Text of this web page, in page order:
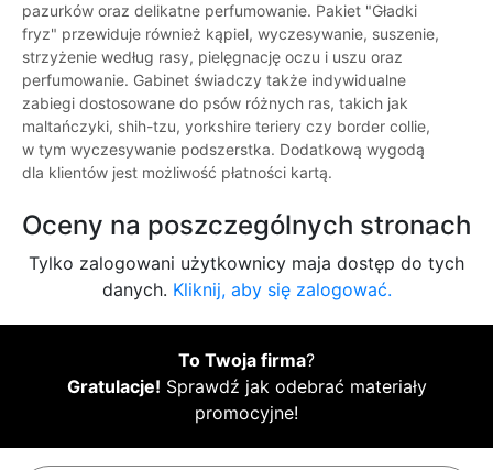
pazurków oraz delikatne perfumowanie. Pakiet "Gładki
fryz" przewiduje również kąpiel, wyczesywanie, suszenie,
strzyżenie według rasy, pielęgnację oczu i uszu oraz
perfumowanie. Gabinet świadczy także indywidualne
zabiegi dostosowane do psów różnych ras, takich jak
maltańczyki, shih-tzu, yorkshire teriery czy border collie,
w tym wyczesywanie podszerstka. Dodatkową wygodą
dla klientów jest możliwość płatności kartą.
Oceny na poszczególnych stronach
Tylko zalogowani użytkownicy maja dostęp do tych
danych. Kliknij, aby się zalogować.
To Twoja firma?
Gratulacje! Sprawdź jak odebrać materiały
promocyjne!